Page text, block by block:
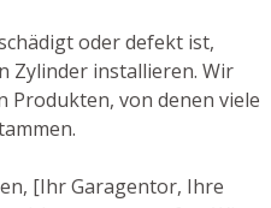
oder defekt ist,
Zylinder installieren. Wir
Produkten, von denen viele
[Ihr Garagentor, Ihre